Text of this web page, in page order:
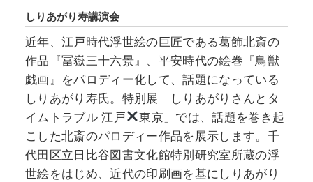
しりあがり寿講演会
近年、江戸時代浮世絵の巨匠である葛飾北斎の
作品『冨嶽三十六景』、平安時代の絵巻『鳥獣
戯画』をパロディー化して、話題になっている
しりあがり寿氏。特別展「しりあがりさんとタ
イムトラブル 江戸
東京」では、話題を巻き起
こした北斎のパロディー作品を展示します。千
代田区立日比谷図書文化館特別研究室所蔵の浮
世絵をはじめ、近代の印刷画を基にしりあがり